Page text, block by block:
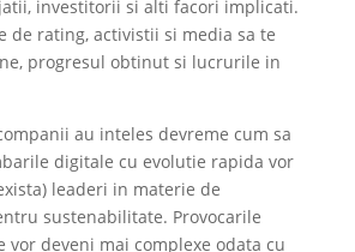
investitorii si alti facori implicati.
de rating, activistii si media sa te
progresul obtinut si lucrurile in
au inteles devreme cum sa
digitale cu evolutie rapida vor
leaderi in materie de
sustenabilitate. Provocarile
vor deveni mai complexe odata cu